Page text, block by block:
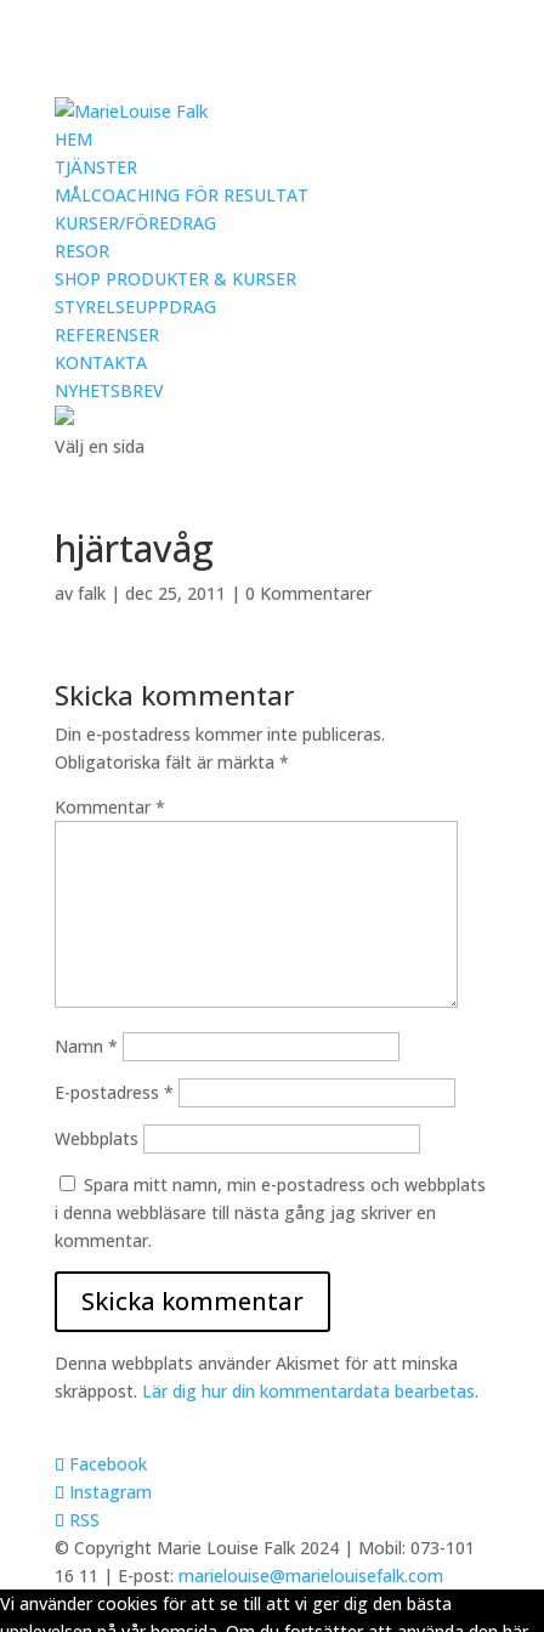
HEM
TJÄNSTER
MÅLCOACHING FÖR RESULTAT
KURSER/FÖREDRAG
RESOR
SHOP PRODUKTER & KURSER
STYRELSEUPPDRAG
REFERENSER
KONTAKTA
NYHETSBREV
Välj en sida
hjärtavåg
av falk| dec 25, 2011 | 0 Kommentarer
Skicka kommentar
Din e-postadress kommer inte publiceras.
Obligatoriska fält är märkta *
Kommentar *
Namn *
E-postadress *
Webbplats
Spara mitt namn, min e-postadress och webbplats
i denna webbläsare till nästa gång jag skriver en
kommentar.
Denna webbplats använder Akismet för att minska
skräppost. Lär dig hur din kommentardata bearbetas.
Facebook
Instagram
RSS
© Copyright Marie Louise Falk 2024 | Mobil: 073-101
16 11 | E-post: marielouise@marielouisefalk.com
Vi använder cookies för att se till att vi ger dig den bästa